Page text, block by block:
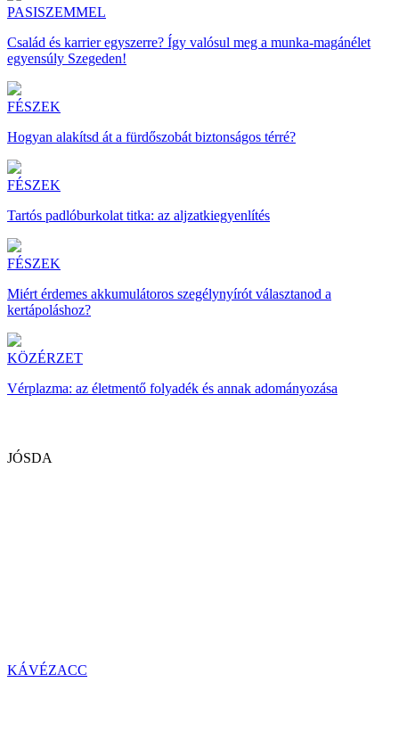
PASISZEMMEL
Család és karrier egyszerre? Így valósul meg a munka-magánélet
egyensúly Szegeden!
FÉSZEK
Hogyan alakítsd át a fürdőszobát biztonságos térré?
FÉSZEK
Tartós padlóburkolat titka: az aljzatkiegyenlítés
FÉSZEK
Miért érdemes akkumulátoros szegélynyírót választanod a
kertápoláshoz?
KÖZÉRZET
Vérplazma: az életmentő folyadék és annak adományozása
JÓSDA
KÁVÉZACC